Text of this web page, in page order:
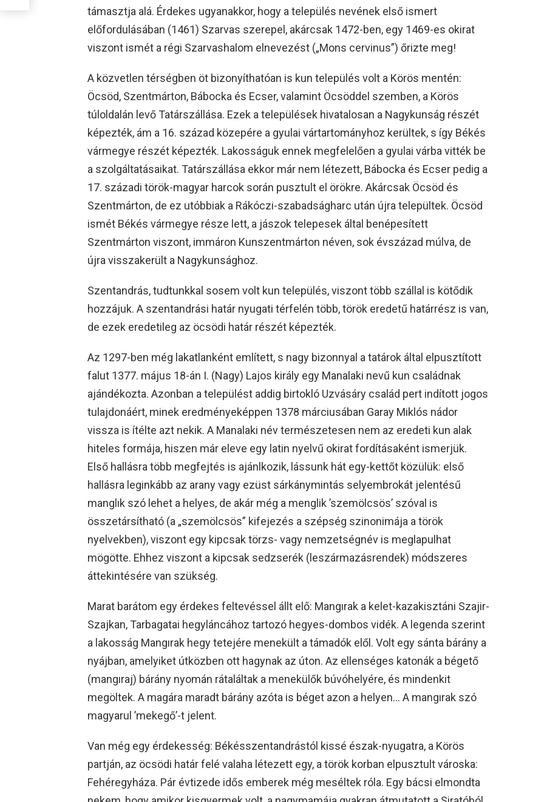
támasztja alá. Érdekes ugyanakkor, hogy a település nevének első ismert
előfordulásában (1461) Szarvas szerepel, akárcsak 1472-ben, egy 1469-es okirat
viszont ismét a régi Szarvashalom elnevezést („Mons cervinus”) őrizte meg!
A közvetlen térségben öt bizonyíthatóan is kun település volt a Körös mentén:
Öcsöd, Szentmárton, Bábocka és Ecser, valamint Öcsöddel szemben, a Körös
túloldalán levő Tatárszállása. Ezek a települések hivatalosan a Nagykunság részét
képezték, ám a 16. század közepére a gyulai vártartományhoz kerültek, s így Békés
vármegye részét képezték. Lakosságuk ennek megfelelően a gyulai várba vitték be
a szolgáltatásaikat. Tatárszállása ekkor már nem létezett, Bábocka és Ecser pedig a
17. századi török-magyar harcok során pusztult el örökre. Akárcsak Öcsöd és
Szentmárton, de ez utóbbiak a Rákóczi-szabadságharc után újra települtek. Öcsöd
ismét Békés vármegye része lett, a jászok telepesek által benépesített
Szentmárton viszont, immáron Kunszentmárton néven, sok évszázad múlva, de
újra visszakerült a Nagykunsághoz.
Szentandrás, tudtunkkal sosem volt kun település, viszont több szállal is kötődik
hozzájuk. A szentandrási határ nyugati térfelén több, török eredetű határrész is van,
de ezek eredetileg az öcsödi határ részét képezték.
Az 1297-ben még lakatlanként említett, s nagy bizonnyal a tatárok által elpusztított
falut 1377. május 18-án I. (Nagy) Lajos király egy Manalaki nevű kun családnak
ajándékozta. Azonban a települést addig birtokló Uzvásáry család pert indított jogos
tulajdonáért, minek eredményeképpen 1378 márciusában Garay Miklós nádor
vissza is ítélte azt nekik. A Manalaki név természetesen nem az eredeti kun alak
hiteles formája, hiszen már eleve egy latin nyelvű okirat fordításaként ismerjük.
Első hallásra több megfejtés is ajánlkozik, lássunk hát egy-kettőt közülük: első
hallásra leginkább az arany vagy ezüst sárkánymintás selyembrokát jelentésű
manglık szó lehet a helyes, de akár még a menglik ’szemölcsös’ szóval is
összetársítható (a „szemölcsös” kifejezés a szépség szinonimája a török
nyelvekben), viszont egy kipcsak törzs- vagy nemzetségnév is meglapulhat
mögötte. Ehhez viszont a kipcsak sedzserék (leszármazásrendek) módszeres
áttekintésére van szükség.
Marat barátom egy érdekes feltevéssel állt elő: Маngırak a kelet-kazakisztáni Szajir-
Szajkan, Tarbagatai hegyláncához tartozó hegyes-dombos vidék. A legenda szerint
a lakosság Mangırak hegy tetejére menekült a támadók elől. Volt egy sánta bárány a
nyájban, amelyiket útközben ott hagynak az úton. Az ellenséges katonák a bégető
(mаngıraj) bárány nyomán rátaláltak a menekülők búvóhelyére, és mindenkit
megöltek. A magára maradt bárány azóta is béget azon a helyen… A mangırak szó
magyarul ’mekegő’-t jelent.
Van még egy érdekesség: Békésszentandrástól kissé észak-nyugatra, a Körös
partján, az öcsödi határ felé valaha létezett egy, a török korban elpusztult városka:
Fehéregyháza. Pár évtizede idős emberek még meséltek róla. Egy bácsi elmondta